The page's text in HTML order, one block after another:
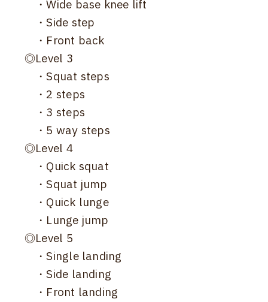
・Wide base knee lift
・Side step
・Front back
◎Level 3
・Squat steps
・2 steps
・3 steps
・5 way steps
◎Level 4
・Quick squat
・Squat jump
・Quick lunge
・Lunge jump
◎Level 5
・Single landing
・Side landing
・Front landing